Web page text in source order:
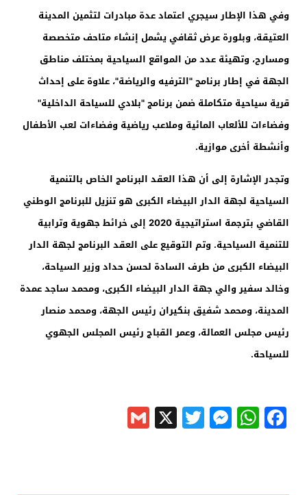
وفي هذا الإطار سيجري اعتماد عدة مبادرات لتثمين المدينة
العتيقة، وبلورة عرض ثقافي يشمل إنشاء متاحف متخصصة
ومسارح، وتهيئة عدد من المواقع السياحية بمختلف مناطق
الجهة في إطار برنامج "الترفيه والرياضة"، علاوة على إحداث
قرية سياحية متكاملة ضمن برنامج "بلادي للسياحة الداخلية"
وفضاءات للألعاب المائية وملاعب رياضية وفضاءات لعب الأطفال
وأنشطة أخرى موازية.
وتجدر الإشارة إلى أن هذا العقد البرنامج الخاص بالتنمية
السياحية لجهة الدار البيضاء الكبرى هو تنزيل للبرنامج الوطني
القاضي بترجمة استراتيجية 2020 إلى خرائط جهوية وترابية
للتنمية السياحية. وتم التوقيع على العقد البرنامج لجهة الدار
البيضاء الكبرى من طرف السادة لحسن حداد وزير السياحة،
وخالد سفير والي جهة الدار البيضاء الكبرى، ومحمد ساجد عمدة
المدينة، ومحمد شفيق بنكيران رئيس الجهة، ومحمد منصار
رئيس مجلس العمالة، وعمر القباج رئيس المجلس الجهوي
للسياحة.
Facebook
WhatsApp
Messenger
Twitter
X